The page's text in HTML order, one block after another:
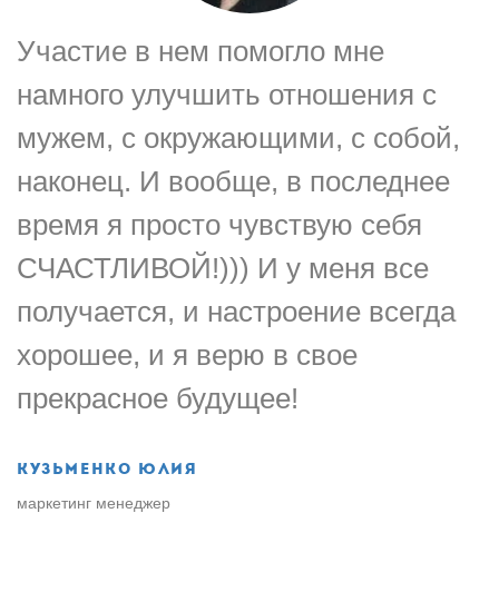
Участие в нем помогло мне
намного улучшить отношения с
мужем, с окружающими, с собой,
наконец. И вообще, в последнее
время я просто чувствую себя
СЧАСТЛИВОЙ!))) И у меня все
получается, и настроение всегда
хорошее, и я верю в свое
прекрасное будущее!
Кузьменко Юлия
маркетинг менеджер